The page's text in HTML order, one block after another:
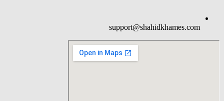
support@shahidkhames.com